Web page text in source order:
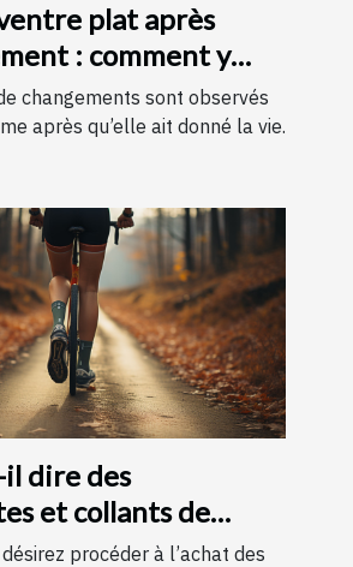
plat après
: comment y
changements sont observés
après qu’elle ait donné la vie.
dire des
et collants de
?
procéder à l’achat des